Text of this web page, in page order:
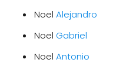
Noel Alejandro
Noel Gabriel
Noel Antonio